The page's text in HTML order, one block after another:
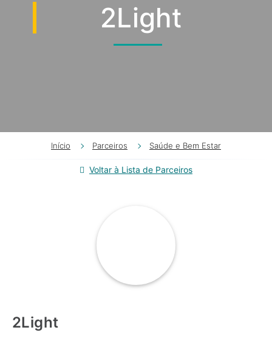
2Light
Início Parceiros Saúde e Bem Estar
Voltar à Lista de Parceiros
2Light